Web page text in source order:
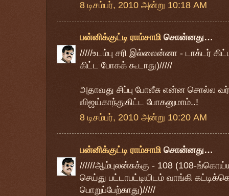
8 டிசம்பர், 2010 அன்று 10:18 AM
பன்னிக்குட்டி ராம்சாமி சொன்னது…
/////உடம்பு சரி இல்லைன்னா - டாக்டர்
கிட்ட போகக் கூடாது)/////
அதாவது சிப்பு போலீசு என்ன சொல்ல
விஜய்காந்துகிட்ட போகனுமாம்..!
8 டிசம்பர், 2010 அன்று 10:20 AM
பன்னிக்குட்டி ராம்சாமி சொன்னது…
//////ஆம்புலன்சுக்கு - 108 (108-
செய்து பட்டாபட்டியிடம் வாங்கி
பொறுப்பேற்காது)/////